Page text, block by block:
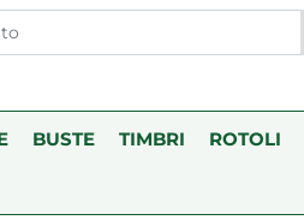
BUSTE TIMBRI ROTOLI